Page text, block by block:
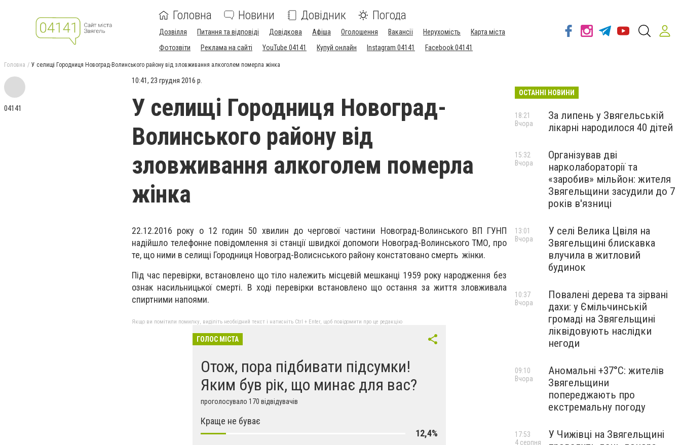
Головна Новини Довідник Погода
Дозвілля Питання та відповіді Довідкова Афіша Оголошення Вакансії Нерухомість
Карта міста
Фотозвіти
Реклама на сайті YouTube 04141 Купуй онлайн Instagram 04141 Facebook 04141
Головна У селищі Городниця Новоград-Волинського району від зловживання алкоголем померла жінка
04141
10:41, 23 грудня 2016 р.
У селищі Городниця Новоград-
Волинського району від
зловживання алкоголем померла
жінка
22.12.2016 року о 12 годин 50 хвилин до чергової частини Новоград-Волинського ВП ГУНП
надійшло телефонне повідомлення зі станції швидкої допомоги Новоград-Волинського ТМО, про
те, що ними в селищі Городниця Новоград-Волиснського району констатовано смерть жінки.
Під час перевірки, встановлено що тіло належить місцевій мешканці 1959 року народження без
ознак насильницької смерті. В ході перевірки встановлено що остання за життя зловживала
спиртними напоями.
Якщо ви помітили помилку, виділіть необхідний текст і натисніть Ctrl + Enter, щоб повідомити про це редакцію
ГОЛОС МІСТА
Отож, пора підбивати підсумки!
Яким був рік, що минає для вас?
проголосувало 170 відвідувачів
Краще не буває
12,4%
ОСТАННІ НОВИНИ
За липень у Звягельській
лікарні народилося 40 дітей
18:21
Вчора
Організував дві
нарколабораторії та
«заробив» мільйон: жителя
Звягельщини засудили до 7
років в'язниці
15:32
Вчора
У селі Велика Цвіля на
Звягельщині блискавка
влучила в житловий
будинок
13:01
Вчора
Повалені дерева та зірвані
дахи: у Ємільчинській
громаді на Звягельщині
ліквідовують наслідки
негоди
10:37
Вчора
Аномальні +37°C: жителів
Звягельщини
попереджають про
екстремальну погоду
09:10
Вчора
У Чижівці на Звягельщині
17:53
4 серпня